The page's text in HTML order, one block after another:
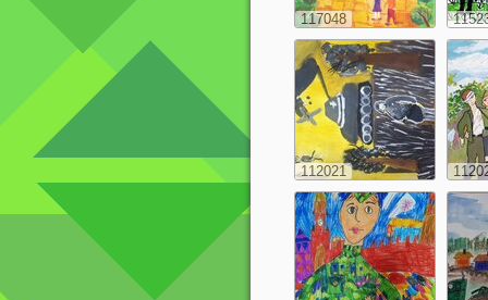
117048
112021